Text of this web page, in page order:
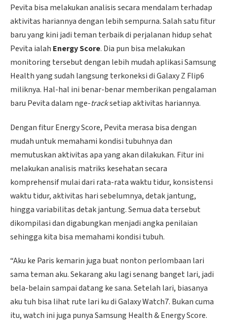
Pevita bisa melakukan analisis secara mendalam terhadap
aktivitas hariannya dengan lebih sempurna. Salah satu fitur
baru yang kini jadi teman terbaik di perjalanan hidup sehat
Pevita ialah Energy Score. Dia pun bisa melakukan
monitoring tersebut dengan lebih mudah aplikasi Samsung
Health yang sudah langsung terkoneksi di Galaxy Z Flip6
miliknya. Hal-hal ini benar-benar memberikan pengalaman
baru Pevita dalam nge-tracksetiap aktivitas hariannya.
Dengan fitur Energy Score, Pevita merasa bisa dengan
mudah untuk memahami kondisi tubuhnya dan
memutuskan aktivitas apa yang akan dilakukan. Fitur ini
melakukan analisis matriks kesehatan secara
komprehensif mulai dari rata-rata waktu tidur, konsistensi
waktu tidur, aktivitas hari sebelumnya, detak jantung,
hingga variabilitas detak jantung. Semua data tersebut
dikompilasi dan digabungkan menjadi angka penilaian
sehingga kita bisa memahami kondisi tubuh.
“Aku ke Paris kemarin juga buat nonton perlombaan lari
sama teman aku. Sekarang aku lagi senang banget lari, jadi
bela-belain sampai datang ke sana. Setelah lari, biasanya
aku tuh bisa lihat rute lari ku di Galaxy Watch7. Bukan cuma
itu, watch ini juga punya Samsung Health & Energy Score.